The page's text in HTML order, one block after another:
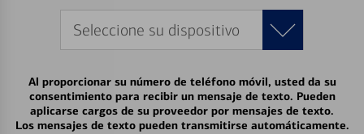
Seleccione su dispositivo
Al proporcionar su número de teléfono móvil, usted da su
consentimiento para recibir un mensaje de texto. Pueden
aplicarse cargos de su proveedor por mensajes de texto.
Los mensajes de texto pueden transmitirse automáticamente.